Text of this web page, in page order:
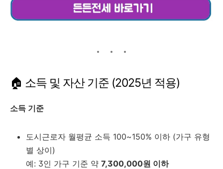
🏠 소득 및 자산 기준 (2025년 적용)
소득 기준
도시근로자 월평균 소득 100~150% 이하 (가구 유형
별 상이)
예: 3인 가구 기준 약 7,300,000원 이하